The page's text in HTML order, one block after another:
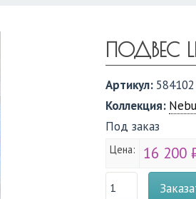
ПОДВЕС
Артикул: 584102
Коллекция:
Под заказ
Цена: 16 200